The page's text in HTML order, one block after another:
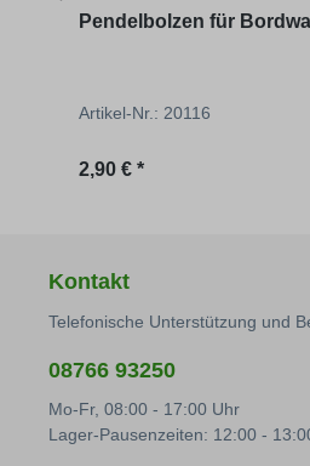
Pendelbolzen für
Artikel-Nr.: 20116
Regulärer Preis:
2,90 € *
Kontakt
Telefonische Unterstützung und
08766 93250
Mo-Fr, 08:00 - 17:00 Uhr
Lager-Pausenzeiten: 12:00 -